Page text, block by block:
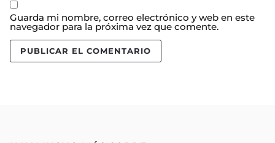
Guarda mi nombre, correo electrónico y web en este
navegador para la próxima vez que comente.